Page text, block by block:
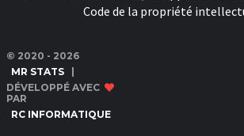
Code de la propriété
© 2020 - 2026
MR STATS
DÉVELOPPÉ AVEC
PAR
RC INFORMATIQUE